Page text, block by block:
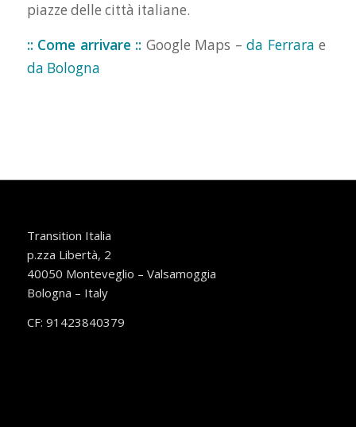
piazze delle città italiane.
:: Come arrivare :: Google Maps –da Ferrara e
da Bologna
Transition Italia
p.zza Libertà, 2
40050 Monteveglio – Valsamoggia
Bologna – Italy
CF: 91423840379